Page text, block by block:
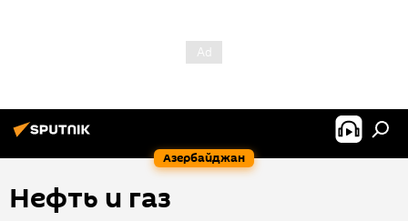
Азербайджан
Нефть и газ